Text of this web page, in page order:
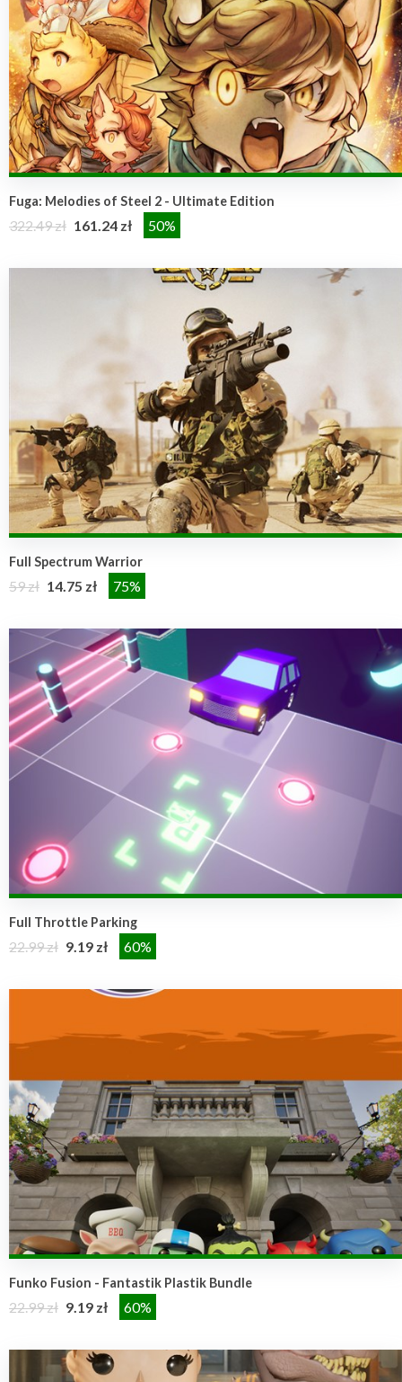
Fuga: Melodies of Steel 2 - Ultimate Edition
322.49 zł 161.24 zł 50%
Full Spectrum Warrior
59 zł 14.75 zł 75%
Full Throttle Parking
22.99 zł 9.19 zł 60%
Funko Fusion - Fantastik Plastik Bundle
22.99 zł 9.19 zł 60%